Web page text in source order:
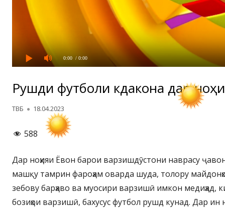
0:00 / 0:00
Рушди футболи кӯдакона дар
Автор
ТВБ Опубликовано
18.04.2023
588
Дар ноҳияи Ёвон барои варзишдӯстони наврасу
машқу тамрин фароҳам оварда шуда, толору
зебову барҳаво ва муосири варзишӣ имкон медиҳад,
бозиҳои варзишӣ, бахусус футбол рушд кунад. Дар ин